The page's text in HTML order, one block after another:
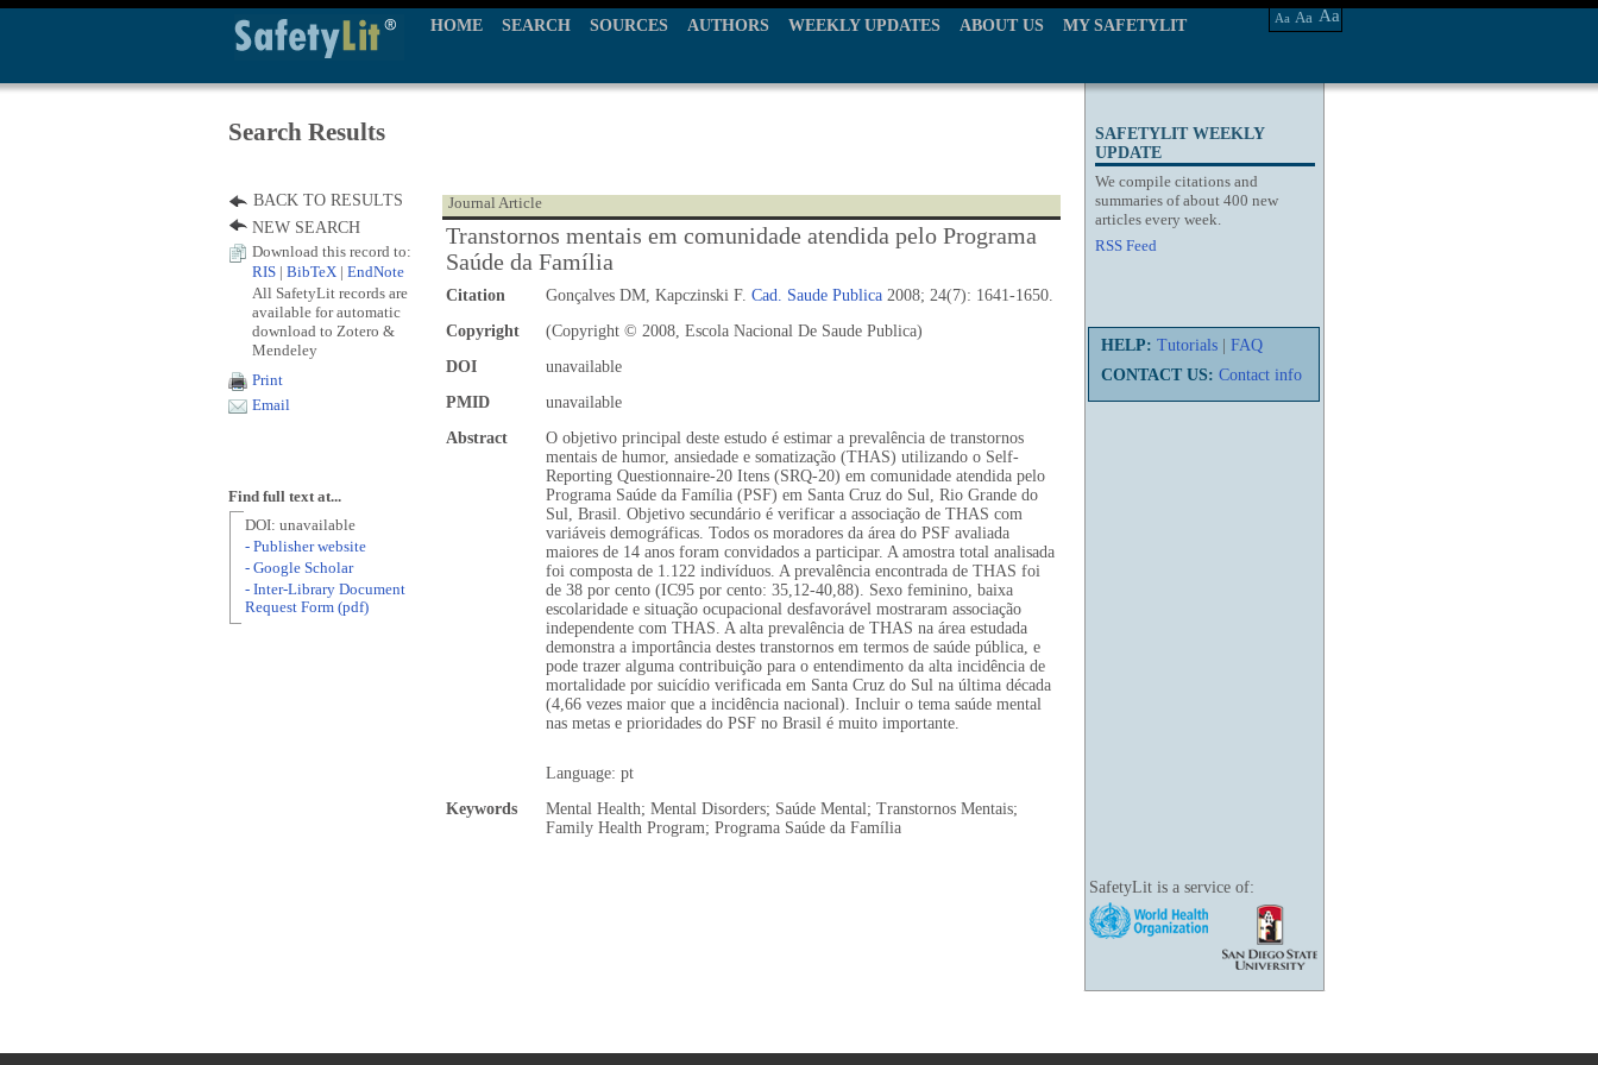
HOME SEARCH SOURCES AUTHORS WEEKLY UPDATES ABOUT US MY SAFETYLIT Aa Aa Aa
SAFETYLIT WEEKLY
UPDATE
We compile citations and
summaries of about 400 new
articles every week.
RSS Feed
HELP: Tutorials
FAQ
CONTACT US: Contact info
SafetyLit is a service of:
Search Results
Journal Article
Transtornos mentais em comunidade atendida pelo Programa
Saúde da Família
Citation Gonçalves DM, Kapczinski F. Cad. Saude Publica 2008; 24(7): 1641-1650.
Copyright
(Copyright © 2008, Escola Nacional De Saude Publica)
DOI
unavailable
PMID
unavailable
Abstract
O objetivo principal deste estudo é estimar a prevalência de transtornos
mentais de humor, ansiedade e somatização (THAS) utilizando o Self-
Reporting Questionnaire-20 Itens (SRQ-20) em comunidade atendida pelo
Programa Saúde da Família (PSF) em Santa Cruz do Sul, Rio Grande do
Sul, Brasil. Objetivo secundário é verificar a associação de THAS com
variáveis demográficas. Todos os moradores da área do PSF avaliada
maiores de 14 anos foram convidados a participar. A amostra total analisada
foi composta de 1.122 indivíduos. A prevalência encontrada de THAS foi
de 38 por cento (IC95 por cento: 35,12-40,88). Sexo feminino, baixa
escolaridade e situação ocupacional desfavorável mostraram associação
independente com THAS. A alta prevalência de THAS na área estudada
demonstra a importância destes transtornos em termos de saúde pública, e
pode trazer alguma contribuição para o entendimento da alta incidência de
mortalidade por suicídio verificada em Santa Cruz do Sul na última década
(4,66 vezes maior que a incidência nacional). Incluir o tema saúde mental
nas metas e prioridades do PSF no Brasil é muito importante.
Language: pt
Keywords
Mental Health; Mental Disorders; Saúde Mental; Transtornos Mentais;
Family Health Program; Programa Saúde da Família
BACK TO RESULTS
NEW SEARCH
Download this record to:
RIS
BibTeX EndNote
All SafetyLit records are
available for automatic
download to Zotero &
Mendeley
Print
Email
Find full text at...
DOI: unavailable
- Publisher website
- Google Scholar
- Inter-Library Document
Request Form (pdf)